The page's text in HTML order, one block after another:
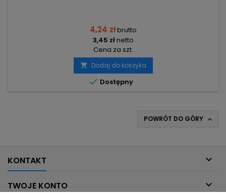
4,24 złbrutto
3,45 złnetto
Cena za szt.
 Dodaj do koszyka
 Dostępny
POWRÓT DO GÓRY 
KONTAKT 
TWOJE KONTO 